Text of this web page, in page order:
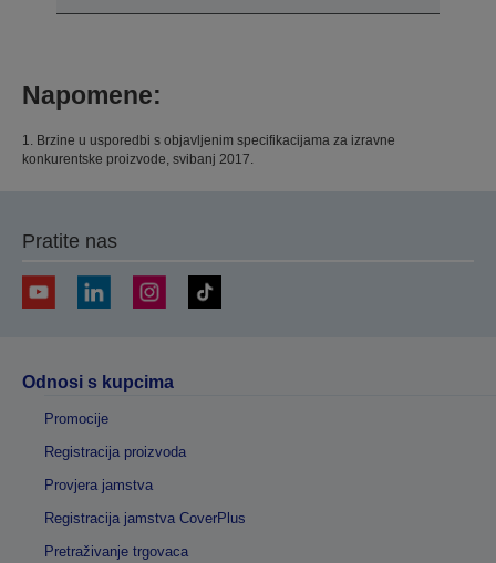
Napomene:
1. Brzine u usporedbi s objavljenim specifikacijama za izravne
konkurentske proizvode, svibanj 2017.
Pratite nas
Odnosi s kupcima
Promocije
Registracija proizvoda
Provjera jamstva
Registracija jamstva CoverPlus
Pretraživanje trgovaca